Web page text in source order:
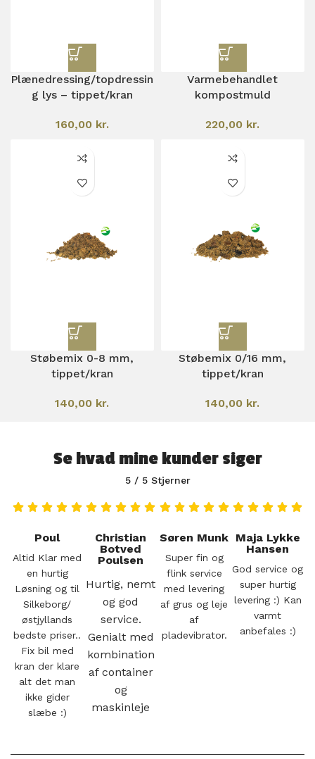
Plænedressing/topdressin
g lys – tippet/kran
160,00 kr.
Varmebehandlet
kompostmuld
220,00 kr.
Støbemix 0-8 mm,
tippet/kran
140,00 kr.
Støbemix 0/16 mm,
tippet/kran
140,00 kr.
Se hvad mine kunder siger
5 / 5 Stjerner
Poul
Altid Klar med
en hurtig
Løsning og til
Silkeborg/
østjyllands
bedste priser..
Fix bil med
kran der klare
alt det man
ikke gider
slæbe :)
Christian
Botved
Poulsen
Hurtig, nemt
og god
service.
Genialt med
kombination
af container
og
maskinleje
Søren Munk
Super fin og
flink service
med levering
af grus og leje
af
pladevibrator.
Maja Lykke
Hansen
God service og
super hurtig
levering :) Kan
varmt
anbefales :)